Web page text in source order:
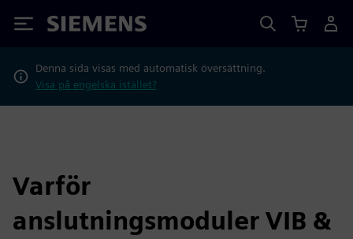
Siemens
Denna sida visas med automatisk översättning.
Visa på engelska istället?
Varför
anslutningsmoduler VIB &